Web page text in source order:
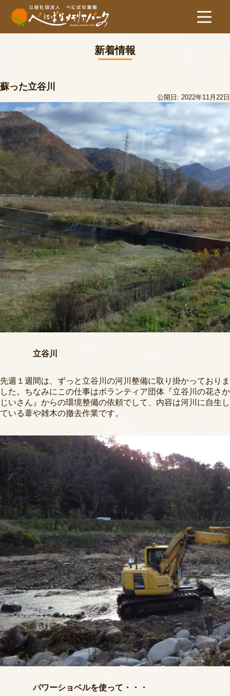
新着情報
蘇った立谷川
公開日: 2022年11月22日
立谷川
先週１週間は、ずっと立谷川の河川整備に取り掛かっておりま
した。ちなみにこの仕事はボランティア団体『立谷川の花さか
じいさん』からの環境整備の依頼でして、内容は河川に自生し
ている葦や雑木の撤去作業です。
パワーショベルを使って・・・